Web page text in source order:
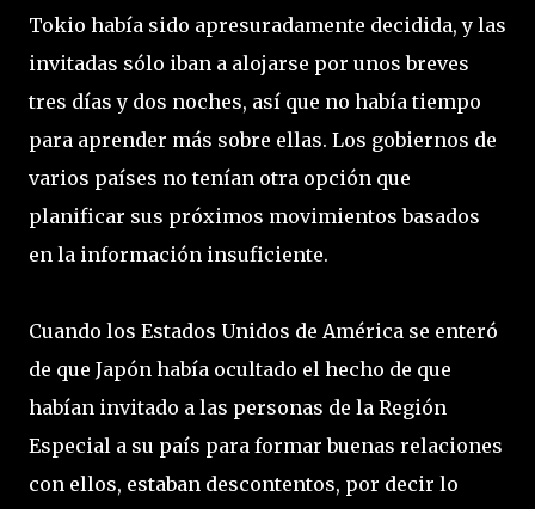
Tokio había sido apresuradamente decidida, y las
invitadas sólo iban a alojarse por unos breves
tres días y dos noches, así que no había tiempo
para aprender más sobre ellas. Los gobiernos de
varios países no tenían otra opción que
planificar sus próximos movimientos basados ​​
en la información insuficiente.
Cuando los Estados Unidos de América se enteró
de que Japón había ocultado el hecho de que
habían invitado a las personas de la Región
Especial a su país para formar buenas relaciones
con ellos, estaban descontentos, por decir lo